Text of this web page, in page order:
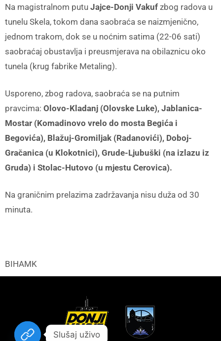
Na magistralnom putu Jajce-Donji Vakuf zbog radova u
tunelu Skela, tokom dana saobraća se naizmjenično,
jednom trakom, dok se u noćnim satima (22-06 sati)
saobraćaj obustavlja i preusmjerava na obilaznicu oko
tunela (krug fabrike Metaling).
Usporeno, zbog radova, saobraća se na putnim
pravcima: Olovo-Kladanj (Olovske Luke), Jablanica-
Mostar (Komadinovo vrelo do mosta Begića i
Begovića), Blažuj-Gromiljak (Radanovići), Doboj-
Gračanica (u Klokotnici), Grude-Ljubuški (na izlazu iz
Gruda) i Stolac-Hutovo (u mjestu Cerovica).
Na graničnim prelazima zadržavanja nisu duža od 30
minuta.
BIHAMK
Slušaj uživo